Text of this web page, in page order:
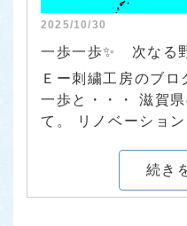
2025/10/30
一歩一歩✨ 次なる
Ｅー刺繍工房のブ
一歩と・・・ 滋賀
て。 リノベーショ
続き